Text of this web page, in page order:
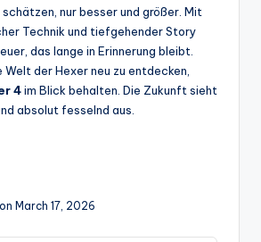
schätzen, nur besser und größer. Mit
Technik und tiefgehender Story
das lange in Erinnerung bleibt.
der Hexer neu zu entdecken,
4im Blick behalten. Die Zukunft sieht
absolut fesselnd aus.
March 17, 2026